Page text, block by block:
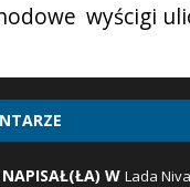
wyścigi
W Lada